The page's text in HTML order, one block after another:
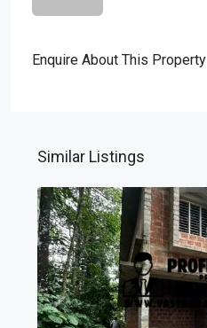
Enquire About This Property
Similar Listings